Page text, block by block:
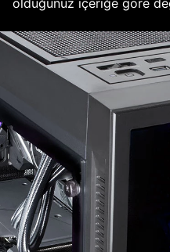
olduğunuz içeriğe göre